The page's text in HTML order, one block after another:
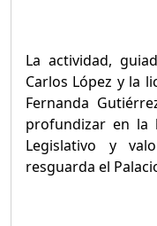
La actividad,
Carlos López y la
Fernanda
profundizar en la
Legislativo y
resguarda el